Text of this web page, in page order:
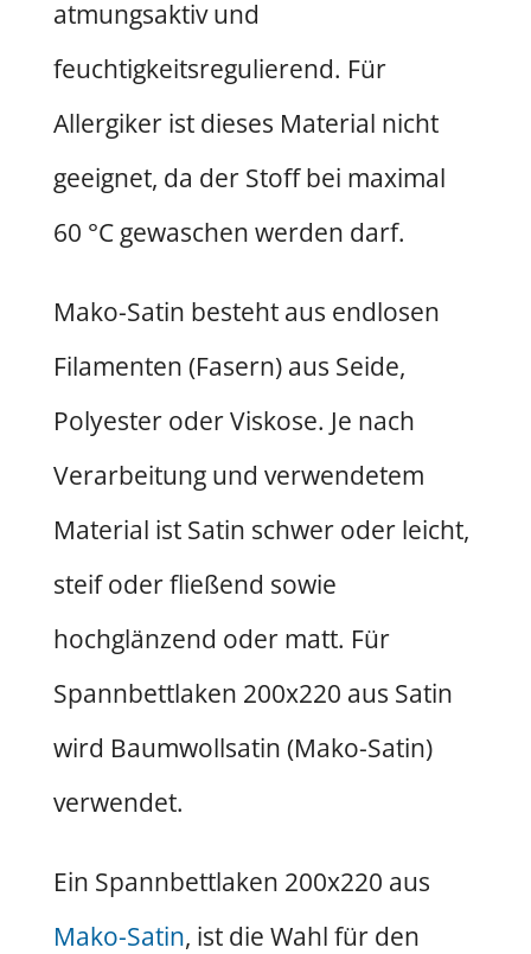
atmungsaktiv und
feuchtigkeitsregulierend. Für
Allergiker ist dieses Material nicht
geeignet, da der Stoff bei maximal
60 °C gewaschen werden darf.
Mako-Satin besteht aus endlosen
Filamenten (Fasern) aus Seide,
Polyester oder Viskose. Je nach
Verarbeitung und verwendetem
Material ist Satin schwer oder leicht,
steif oder fließend sowie
hochglänzend oder matt. Für
Spannbettlaken 200x220 aus Satin
wird Baumwollsatin (Mako-Satin)
verwendet.
Ein Spannbettlaken 200x220 aus
Mako-Satin, ist die Wahl für den